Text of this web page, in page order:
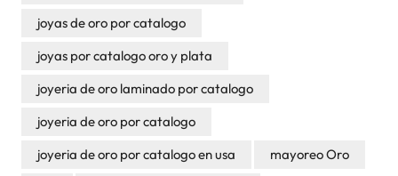
joyas de oro por catalogo
joyas por catalogo oro y plata
joyeria de oro laminado por catalogo
joyeria de oro por catalogo
joyeria de oro por catalogo en usa
mayoreo Oro